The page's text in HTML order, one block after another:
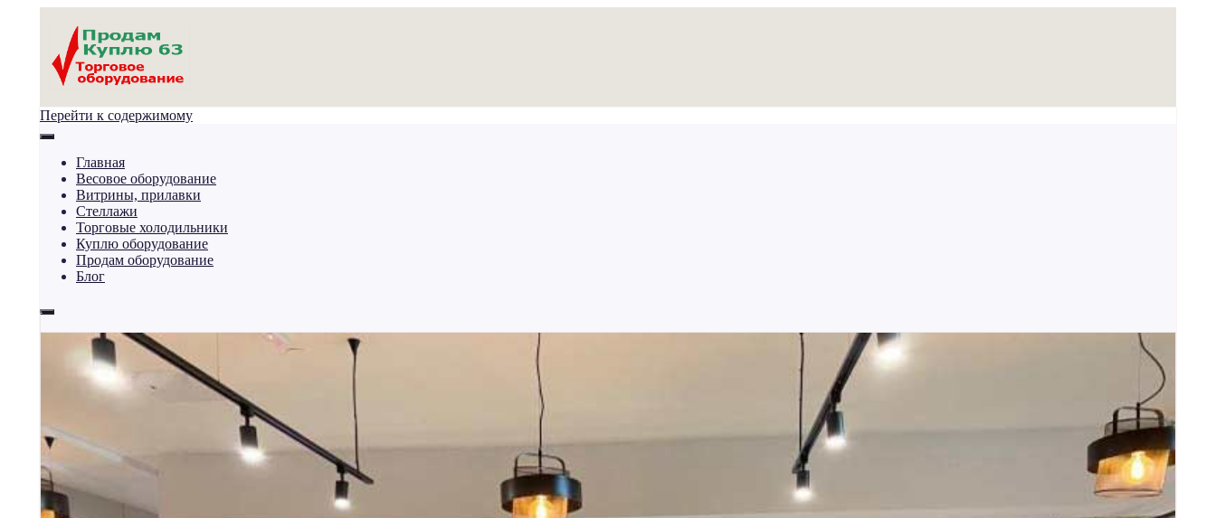
Перейти к содержимому
Главная
Весовое оборудование
Витрины, прилавки
Стеллажи
Торговые холодильники
Куплю оборудование
Продам оборудование
Блог